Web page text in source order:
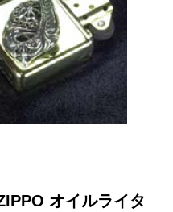
オイルライタ